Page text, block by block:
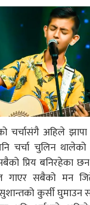
चर्चासंगै अहिले झापा
चर्चा चुलिन
प्रिय बनिरहेका
गाएर सबैको मन
कुर्सी